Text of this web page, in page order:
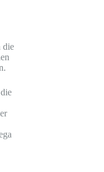
die